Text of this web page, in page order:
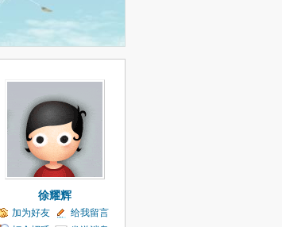
徐耀辉
加为好友
给我留言